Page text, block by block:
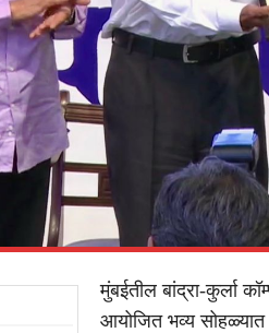
मुंबईतील बांद्रा-कुर्ला
आयोजित भव्य